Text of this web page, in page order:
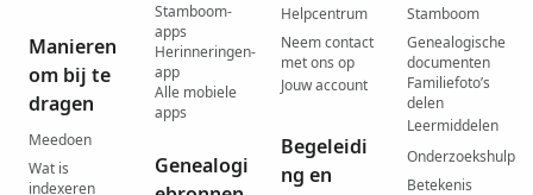
Manieren
om bij te
dragen
Meedoen
Wat is
indexeren
Stamboom-
apps
Herinneringen-
app
Alle mobiele
apps
Genealogi
Helpcentrum
Neem contact
met ons op
Jouw account
Begeleidi
ng en
Stamboom
Genealogische
documenten
Familiefoto’s
delen
Leermiddelen
Onderzoekshulp
Betekenis